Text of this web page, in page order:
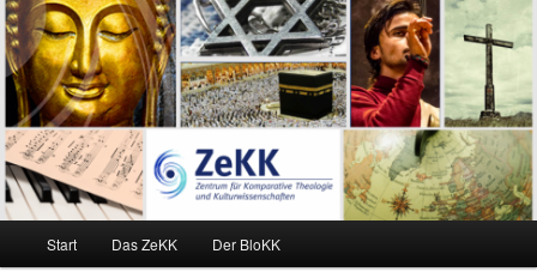
Start Das ZeKK Der BloKK